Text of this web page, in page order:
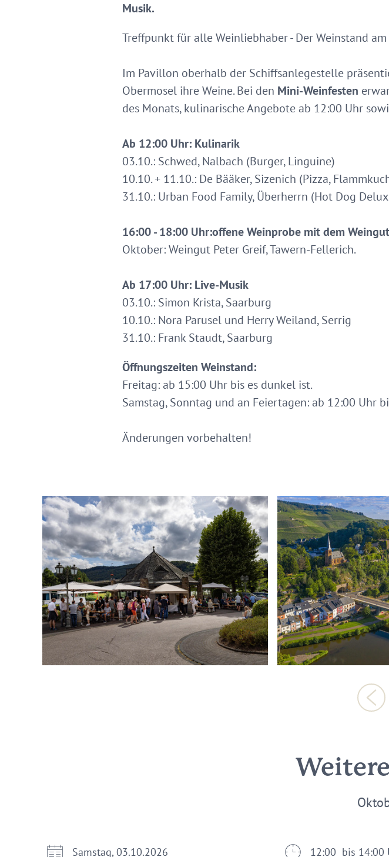
Musik.
Treffpunkt für alle Weinliebhaber - Der Weinstand
Im Pavillon oberhalb der Schiffsanlegestelle
Obermosel ihre Weine. Bei den Mini-Weinfesten
des Monats, kulinarische Angebote ab 12:00 Uhr
Ab 12:00 Uhr: Kulinarik
03.10.: Schwed, Nalbach (Burger, Linguine)
10.10. + 11.10.: De Bääker, Sizenich (Pizza,
31.10.: Urban Food Family, Überherrn (Hot Dog
16:00 - 18:00 Uhr:offene Weinprobe mit dem
Oktober: Weingut Peter Greif, Tawern-Fellerich.
Ab 17:00 Uhr: Live-Musik
03.10.: Simon Krista, Saarburg
10.10.: Nora Parusel und Herry Weiland, Serrig
31.10.: Frank Staudt, Saarburg
Öffnungszeiten Weinstand:
Freitag: ab 15:00 Uhr bis es dunkel ist.
Samstag, Sonntag und an Feiertagen: ab 12:00 Uhr
Änderungen vorbehalten!
Samstag, 03.10.2026 12:00 bis 14:00